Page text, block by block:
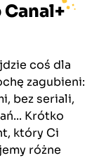
Canal+
coś dla
zagubieni:
bez seriali,
Krótko
który Ci
różne